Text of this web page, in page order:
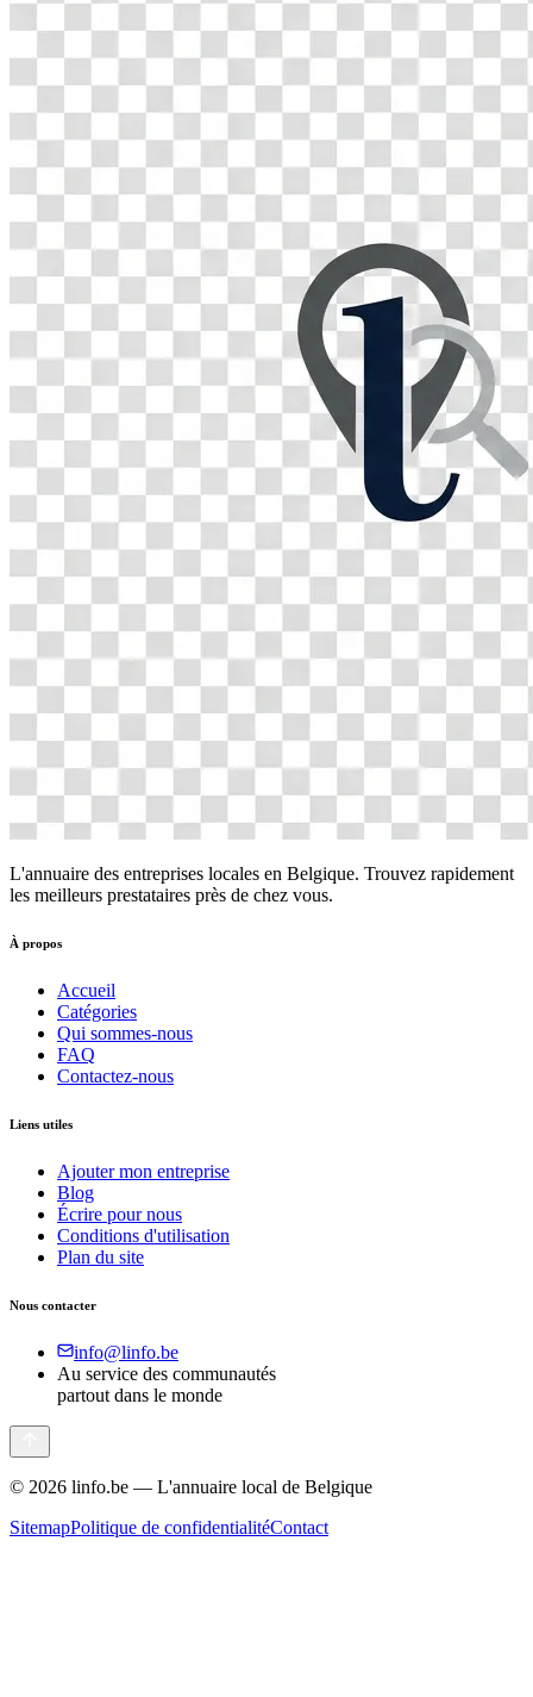
L'annuaire des entreprises locales en Belgique. Trouvez rapidement
les meilleurs prestataires près de chez vous.
À propos
Accueil
Catégories
Qui sommes-nous
FAQ
Contactez-nous
Liens utiles
Ajouter mon entreprise
Blog
Écrire pour nous
Conditions d'utilisation
Plan du site
Nous contacter
info@linfo.be
Au service des communautés
partout dans le monde
© 2026 linfo.be — L'annuaire local de Belgique
SitemapPolitique de confidentialitéContact